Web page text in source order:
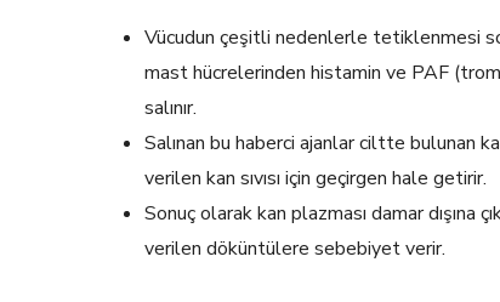
Vücudun çeşitli nedenlerle tetiklenmesi
mast hücrelerinden histamin ve PAF
salınır.
Salınan bu haberci ajanlar ciltte bulunan
verilen kan sıvısı için geçirgen hale getirir.
Sonuç olarak kan plazması damar dışına
verilen döküntülere sebebiyet verir.